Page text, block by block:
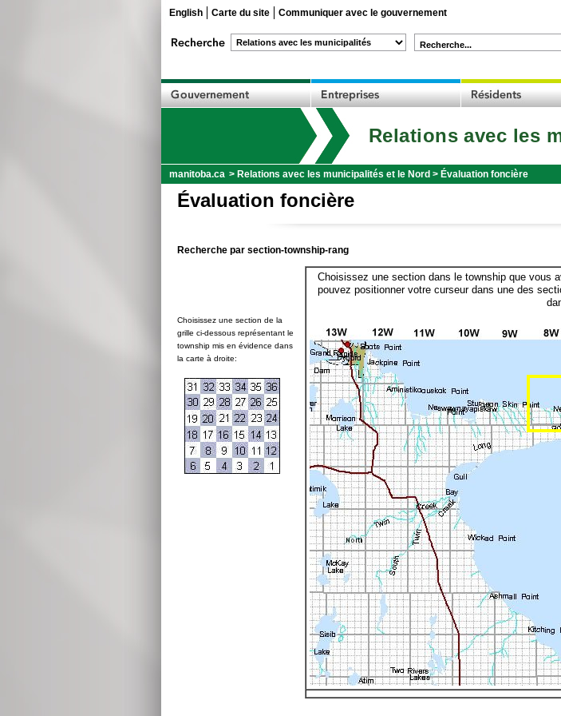
English Carte du site Communiquer avec le gouvernement
Recherche...
Relations avec les
manitoba.ca > Relations avec les municipalités et le Nord > Évaluation foncière
Évaluation foncière
Recherche par section-township-rang
Choisissez une section de la
grille ci-dessous représentant le
township mis en évidence dans
la carte à droite:
Choisissez une section dans le township que vous
pouvez positionner votre curseur dans une des